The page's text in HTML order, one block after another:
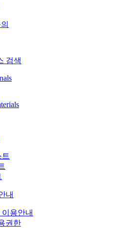
검색
내
용안내
권한